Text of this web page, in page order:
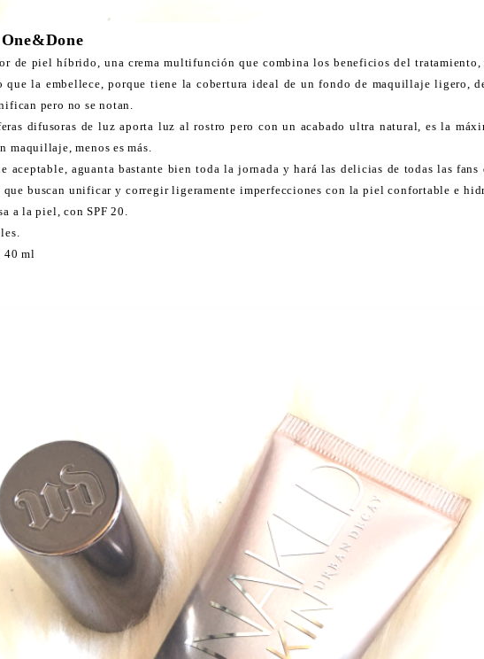
de piel híbrido, una crema multifunción que combina los beneficios del tratamiento,
la embellece, porque tiene la cobertura ideal de un fondo de maquillaje ligero,
pero no se notan.
difusoras de luz aporta luz al rostro pero con un acabado ultra natural, es la
maquillaje, menos es más.
aceptable, aguanta bastante bien toda la jornada y hará las delicias de todas las fans
que buscan unificar y corregir ligeramente imperfecciones con la piel confortable e
a la piel, con SPF 20.
40 ml